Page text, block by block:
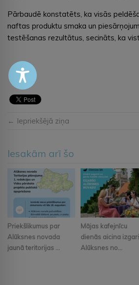
Pārbaudē konstatēts, ka visās
naftas produktu smaka un
testēšanas rezultātus, secināts, ka
← Iepriekšējā ziņa
Iesakām arī šo
Priekšlikumus par
Alūksnes novada
jaunā teritorijas ...
Mājas kafejnīcu
dienās aicina
Alūksnes no...